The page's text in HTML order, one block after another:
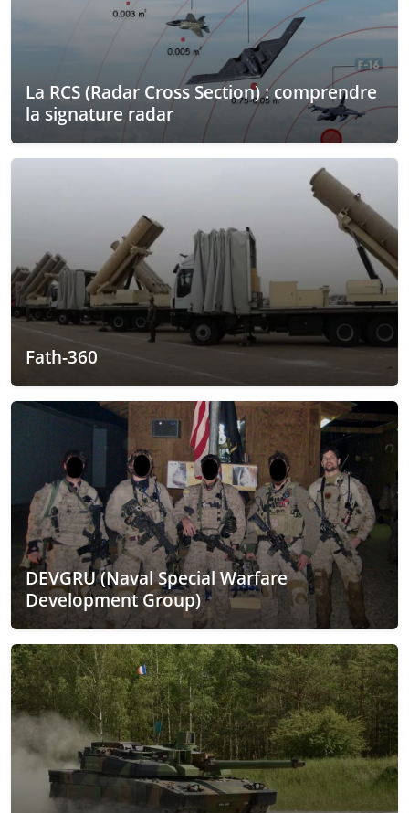
La RCS (Radar Cross Section) : comprendre
la signature radar
Fath-360
DEVGRU (Naval Special Warfare
Development Group)